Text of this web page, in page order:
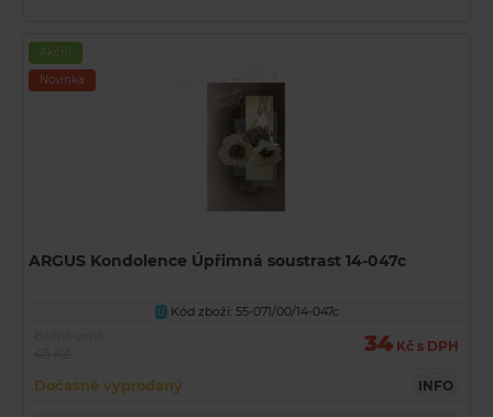
Akční
Novinka
ARGUS Kondolence Úpřimná soustrast 14-047c
U Kód zboží: 55-071/00/14-047c
34 Kč s DPH
Dočasně vyprodaný INFO